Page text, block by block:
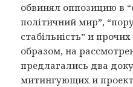
обвинял оппозицию в
полiтичний мир”,
стабiльнiсть” и
образом, на
предлагались два
митингующих и